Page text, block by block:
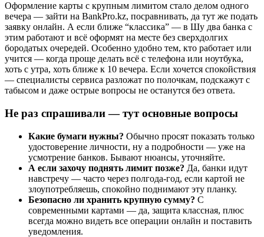
Оформление карты с крупным лимитом стало делом одного
вечера — зайти на BankPro.kz, посравнивать, да тут же подать
заявку онлайн. А если ближе “классика” — в Шу два банка с
этим работают и всё оформят на месте без сверхдолгих
бородатых очередей. Особенно удобно тем, кто работает или
учится — когда проще делать всё с телефона или ноутбука,
хоть с утра, хоть ближе к 10 вечера. Если хочется спокойствия
— специалисты сервиса разложат по полочкам, подскажут с
табысом и даже острые вопросы не останутся без ответа.
Не раз спрашивали — тут основные вопросы
Какие бумаги нужны? Обычно просят показать только
удостоверение личности, ну а подробности — уже на
усмотрение банков. Бывают нюансы, уточняйте.
А если захочу поднять лимит позже? Да, банки идут
навстречу — часто через полгода-год, если картой не
злоупотребляешь, спокойно поднимают эту планку.
Безопасно ли хранить крупную сумму? С
современными картами — да, защита классная, плюс
всегда можно видеть все операции онлайн и поставить
уведомления.